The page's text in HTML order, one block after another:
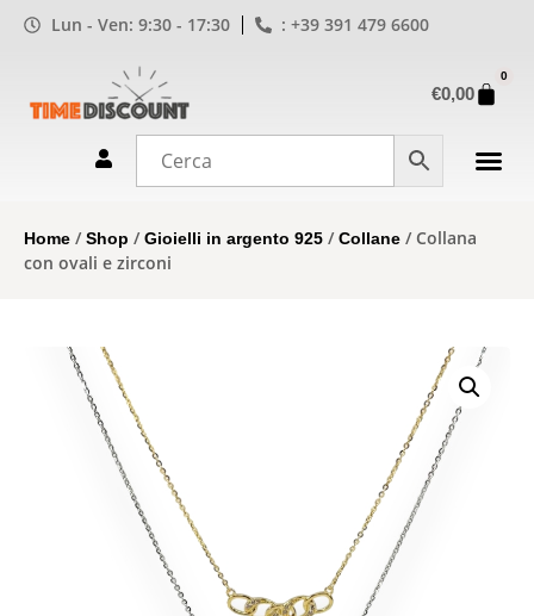
Lun - Ven: 9:30 - 17:30 : +39 391 479 6600
€0,00
0
Home /Shop /Gioielli in argento 925 /Collane / Collana
con ovali e zirconi